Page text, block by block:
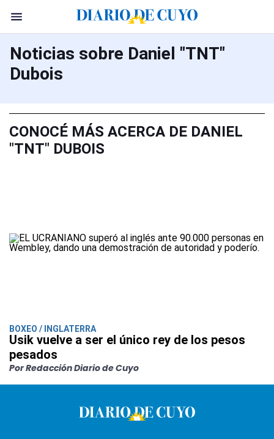
Noticias sobre Daniel "TNT"
Dubois
CONOCÉ MÁS ACERCA DE DANIEL
"TNT" DUBOIS
BOXEO / INGLATERRA
Usik vuelve a ser el único rey de los pesos
pesados
Por Redacción Diario de Cuyo